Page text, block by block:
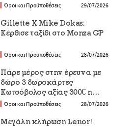
Όροι και Προϋποθέσεις 29/07/2026
Gillette X Mike Dokas:
Κέρδισε ταξίδι στο Monza GP
Όροι και Προϋποθέσεις 28/07/2026
Πάρε μέρος στην έρευνα με
δώρο 3 δωροκάρτες
Κωτσόβολος αξίας 300€ η
καθεμία
Όροι και Προϋποθέσεις 28/07/2026
Μεγάλη κλήρωση Lenor!